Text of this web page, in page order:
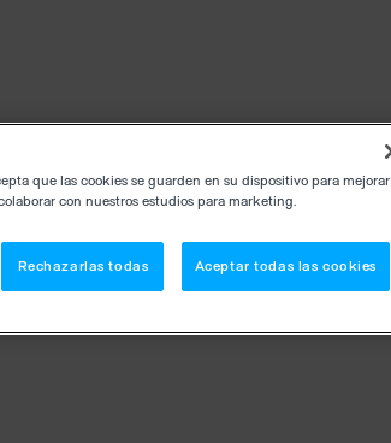
que las cookies se guarden en su dispositivo para mejorar
con nuestros estudios para marketing.
Rechazarlas todas Aceptar todas las cookies